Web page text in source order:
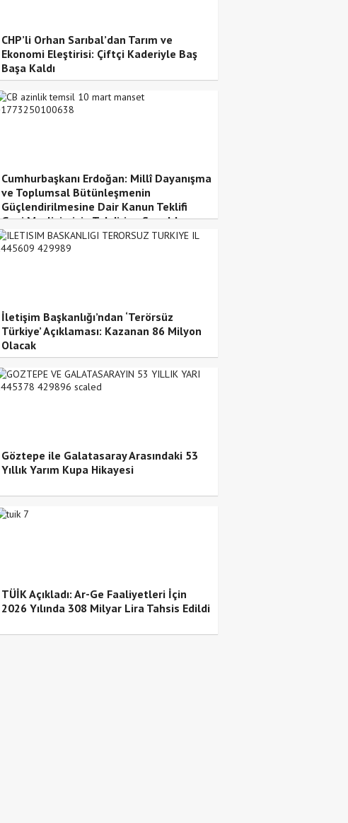
CHP’li Orhan Sarıbal’dan Tarım ve
Ekonomi Eleştirisi: Çiftçi Kaderiyle Baş
Başa Kaldı
Cumhurbaşkanı Erdoğan: Millî Dayanışma
ve Toplumsal Bütünleşmenin
Güçlendirilmesine Dair Kanun Teklifi
Gazi Meclisimizin Takdirine Sunuldu
İletişim Başkanlığı’ndan ‘Terörsüz
Türkiye’ Açıklaması: Kazanan 86 Milyon
Olacak
Göztepe ile Galatasaray Arasındaki 53
Yıllık Yarım Kupa Hikayesi
TÜİK Açıkladı: Ar-Ge Faaliyetleri İçin
2026 Yılında 308 Milyar Lira Tahsis Edildi